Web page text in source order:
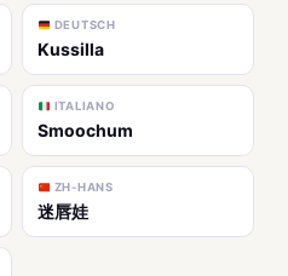
DEUTSCH
Kussilla
ITALIANO
Smoochum
ZH-HANS
迷唇娃